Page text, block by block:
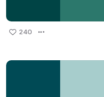
240